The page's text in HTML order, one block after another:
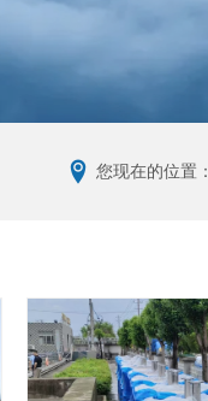
您现在的位置：